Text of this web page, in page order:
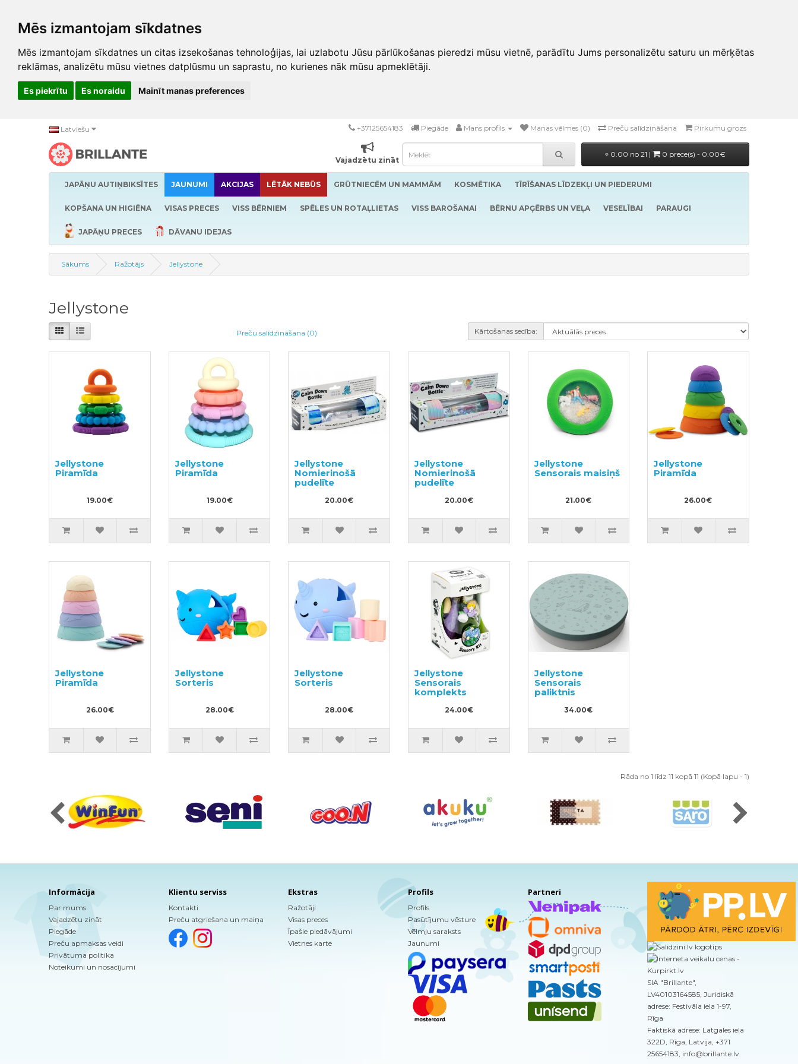
Mēs izmantojam sīkdatnes
Mēs izmantojam sīkdatnes un citas izsekošanas tehnoloģijas, lai uzlabotu Jūsu pārlūkošanas pieredzi mūsu vietnē, parādītu Jums personalizētu saturu un mērķētas
reklāmas, analizētu mūsu vietnes datplūsmu un saprastu, no kurienes nāk mūsu apmeklētāji.
Es piekrītu Es noraidu Mainīt manas preferences
Latviešu +37125654183 Piegāde Mans profils Manas vēlmes (0) Preču salīdzināšana Pirkumu grozs
Vajadzētu zināt
0.00 no 21 | 0 prece(s) - 0.00€
JAPĀŅU AUTIŅBIKSĪTES JAUNUMI AKCIJAS LĒTĀK NEBŪS GRŪTNIECĒM UN MAMMĀM KOSMĒTIKA TĪRĪŠANAS LĪDZEKĻI UN PIEDERUMI
KOPŠANA UN HIGIĒNA VISAS PRECES VISS BĒRNIEM SPĒLES UN ROTAĻLIETAS VISS BAROŠANAI BĒRNU APĢĒRBS UN VEĻA VESELĪBAI PARAUGI
JAPĀŅU PRECES DĀVANU IDEJAS
Sākums Ražotājs Jellystone
Jellystone
Preču salīdzināšana (0) Kārtošanas secība:
Jellystone
Piramīda
19.00€
Jellystone
Piramīda
19.00€
Jellystone
Nomierinošā
pudelīte
20.00€
Jellystone
Nomierinošā
pudelīte
20.00€
Jellystone
Sensorais maisiņš
21.00€
Jellystone
Piramīda
26.00€
Jellystone
Piramīda
26.00€
Jellystone
Sorteris
28.00€
Jellystone
Sorteris
28.00€
Jellystone
Sensorais
komplekts
24.00€
Jellystone
Sensorais
paliktnis
34.00€
Rāda no 1 līdz 11 kopā 11 (Kopā lapu - 1)
Informācija
Par mums
Vajadzētu zināt
Piegāde
Preču apmaksas veidi
Privātuma politika
Noteikumi un nosacījumi
Klientu serviss
Kontakti
Preču atgriešana un maiņa
Ekstras
Ražotāji
Visas preces
Īpašie piedāvājumi
Vietnes karte
Profils
Profils
Pasūtījumu vēsture
Vēlmju saraksts
Jaunumi
Partneri
SIA "Brillante",
LV40103164585, Juridiskā
adrese: Festivāla iela 1-97,
Rīga
Faktiskā adrese: Latgales iela
322D, Rīga, Latvija, +371
25654183, info@brillante.lv